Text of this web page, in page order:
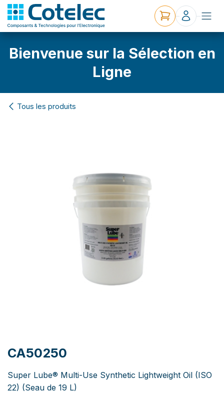
Bienvenue sur la Sélection en
Ligne
Tous les produits
CA50250
Super Lube® Multi-Use Synthetic Lightweight Oil (ISO
22) (Seau de 19 L)